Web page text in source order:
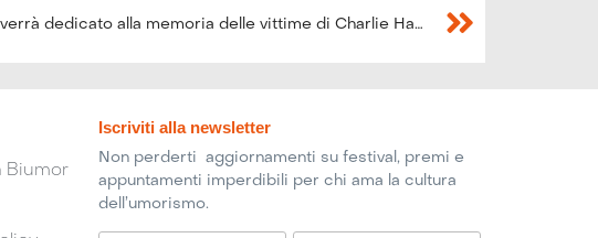
#Oppureridi 2015 verrà dedicato alla memoria delle vittime di Charlie Habdo
Biumor
Iscriviti alla newsletter
Non perderti aggiornamenti su festival, premi e
appuntamenti imperdibili per chi ama la cultura
dell’umorismo.